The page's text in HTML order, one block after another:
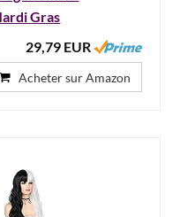
Gras
29,79 EUR
Acheter sur Amazon